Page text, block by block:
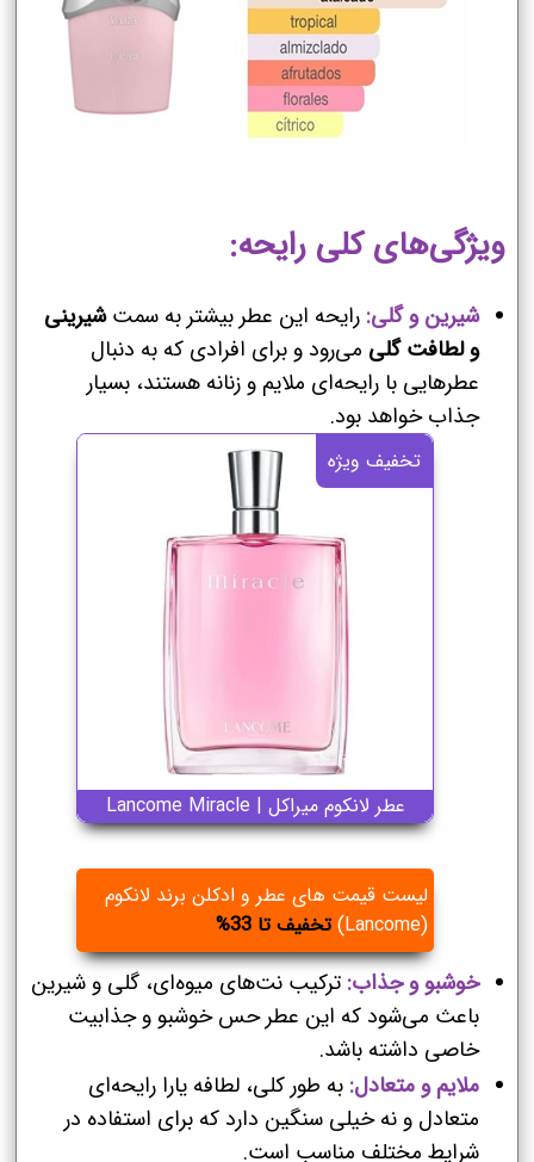
ویژگی‌های کلی رایحه:
شیرین و گلی: رایحه این عطر بیشتر به سمتشیرینی
و لطافت گلی می‌رود و برای افرادی که به دنبال
عطرهایی با رایحه‌ای ملایم و زنانه هستند، بسیار
جذاب خواهد بود.
تخفیف ویژه
عطر لانکوم میراکل | Lancome Miracle
لیست قیمت های عطر و ادکلن برند لانکوم
(Lancome)
تخفیف تا 33%
خوشبو و جذاب: ترکیب نت‌های میوه‌ای، گلی و شیرین
باعث می‌شود که این عطر حس خوشبو و جذابیت
خاصی داشته باشد.
ملایم و متعادل: به طور کلی، لطافه یارا رایحه‌ای
متعادل و نه خیلی سنگین دارد که برای استفاده در
شرایط مختلف مناسب است.